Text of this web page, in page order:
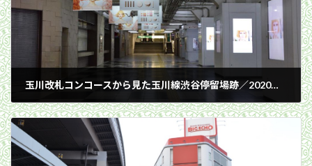
玉川改札コンコースから見た玉川線渋谷停留場跡／2020年3月12日 渋谷駅
2020年3月12日